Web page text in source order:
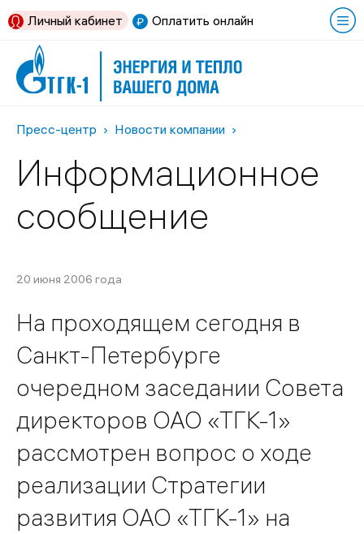
Оплатить онлайн
Личный кабинет
Пресс-центр Новости компании
Информационное
сообщение
20 июня 2006 года
На проходящем сегодня в
Санкт-Петербурге
очередном заседании Совета
директоров ОАО «ТГК-1»
рассмотрен вопрос о ходе
реализации Стратегии
развития ОАО «ТГК-1» на